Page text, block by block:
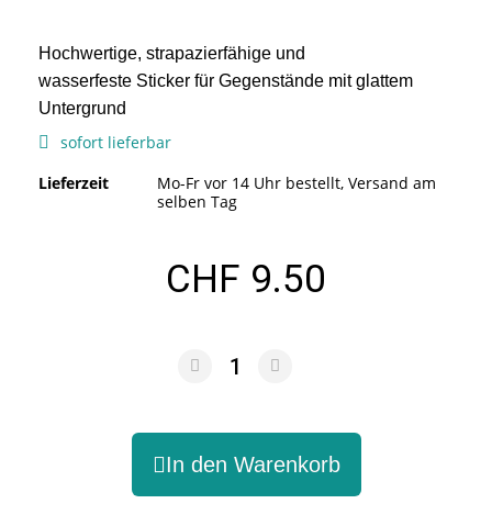
Hochwertige, strapazierfähige und
wasserfeste Sticker für Gegenstände mit glattem
Untergrund
sofort lieferbar
Lieferzeit
Mo-Fr vor 14 Uhr bestellt, Versand am
selben Tag
CHF 9.50
In den Warenkorb